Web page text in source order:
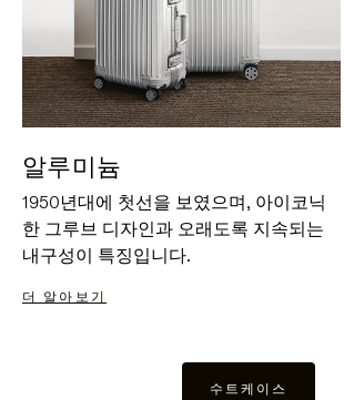
알루미늄
1950년대에 첫선을 보였으며, 아이코닉
한 그루브 디자인과 오래도록 지속되는
내구성이 특징입니다.
더 알아보기
수트케이스